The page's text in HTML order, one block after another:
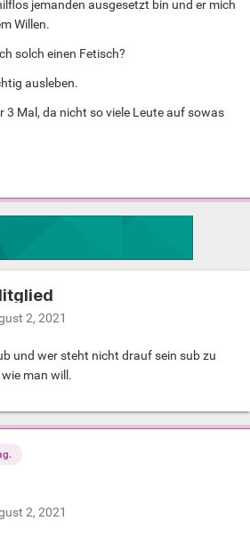
jemanden ausgesetzt bin und er mich
Willen.
solch einen Fetisch?
ausleben.
3 Mal, da nicht so viele Leute auf sowas
2, 2021
und wer steht nicht drauf sein sub zu
man will.
2, 2021